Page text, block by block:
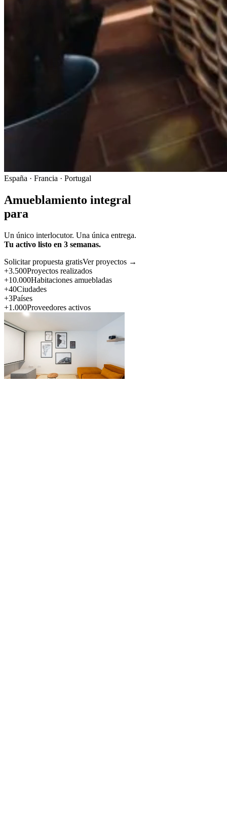
España · Francia · Portugal
Amueblamiento integral
para
Un único interlocutor. Una única entrega.
Tu activo listo en 3 semanas.
Solicitar propuesta gratisVer proyectos →
+3.500Proyectos realizados
+10.000Habitaciones amuebladas
+40Ciudades
+3Países
+1.000Proveedores activos